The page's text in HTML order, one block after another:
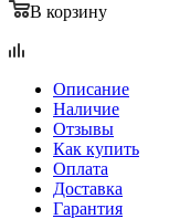
В корзину
Описание
Наличие
Отзывы
Как купить
Оплата
Доставка
Гарантия